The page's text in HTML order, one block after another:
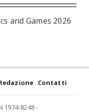
and Games 2026
Contatti
1974-8248 -